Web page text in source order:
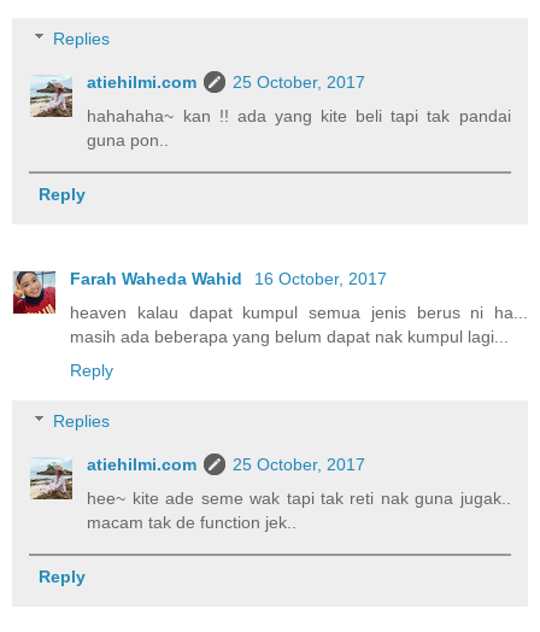
Replies
atiehilmi.com
25 October, 2017
hahahaha~ kan !! ada yang kite beli tapi tak pandai
guna pon..
Reply
Farah Waheda Wahid
16 October, 2017
heaven kalau dapat kumpul semua jenis berus ni ha...
masih ada beberapa yang belum dapat nak kumpul lagi...
Reply
Replies
atiehilmi.com
25 October, 2017
hee~ kite ade seme wak tapi tak reti nak guna jugak..
macam tak de function jek..
Reply